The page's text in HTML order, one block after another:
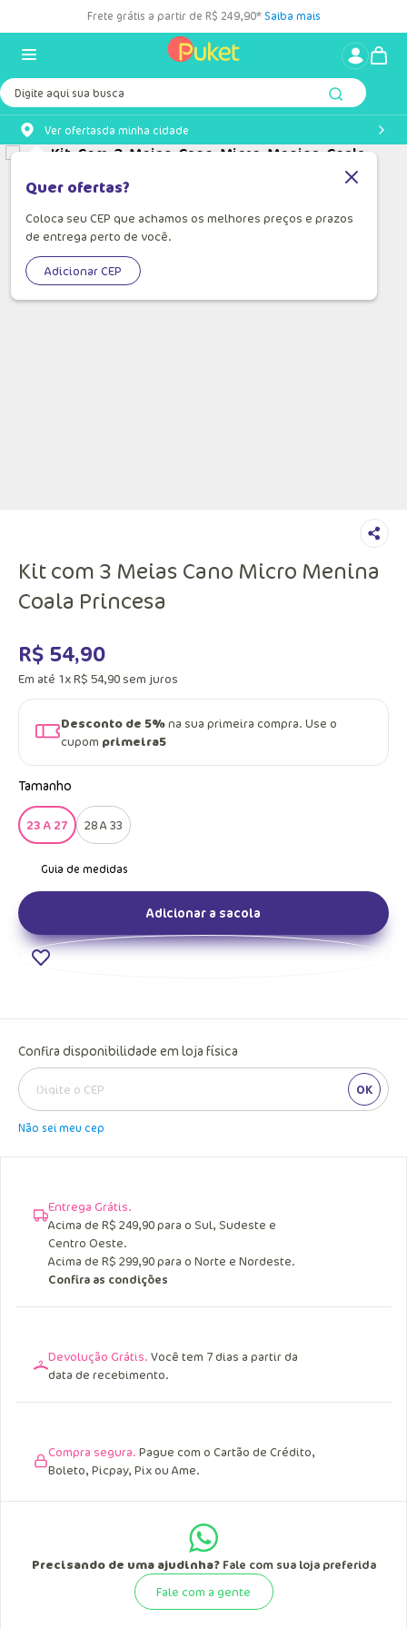
Frete grátis a partir de R$ 249,90* Saiba mais
Digite aqui sua busca
Ver ofertasda minha cidade
Quer ofertas?
Coloca seu CEP que achamos os melhores preços e prazos
de entrega perto de você.
Adicionar CEP
Kit com 3 Meias Cano Micro Menina
Coala Princesa
R$ 54,90
Em até 1xR$ 54,90 sem juros
Desconto de 5%na sua primeira compra. Use o
cupom primeira5
Tamanho
23 A 27 28 A 33
Adicionar a sacola
Confira disponibilidade em loja física
OK
Não sei meu cep
Entrega Grátis.
Acima de R$ 249,90 para o Sul, Sudeste e
Centro Oeste.
Acima de R$ 299,90 para o Norte e Nordeste.
Confira as condições
Devolução Grátis. Você tem 7 dias a partir da
data de recebimento.
Compra segura. Pague com o Cartão de Crédito,
Boleto, Picpay, Pix ou Ame.
Precisando de uma ajudinha?Fale com sua loja preferida
Fale com a gente